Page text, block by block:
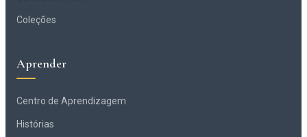
Coleções
Aprender
Centro de Aprendizagem
Histórias